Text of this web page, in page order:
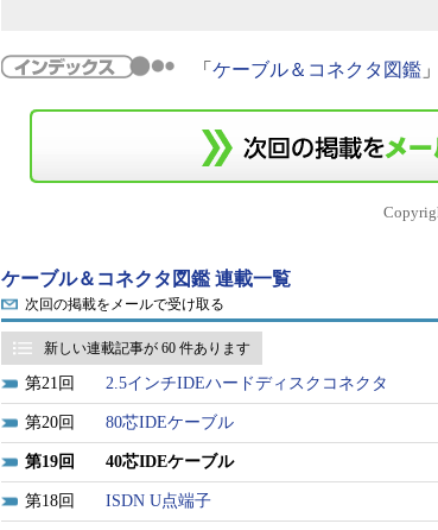
「 ケーブル＆コネクタ図鑑 」
ケーブル＆コネクタ図鑑 連載一覧
次回の掲載をメールで受け取る
新しい連載記事が 60 件あります
21 2.5インチIDEハードディスクコネクタ
20 80芯IDEケーブル
19 40芯IDEケーブル
18 ISDN U点端子